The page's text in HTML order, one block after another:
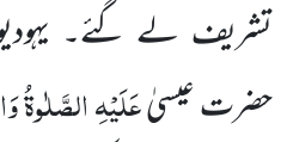
تشریف لے گئے۔
حضرت عیسیٰعَلَیْہِ الصَّلٰوۃُ